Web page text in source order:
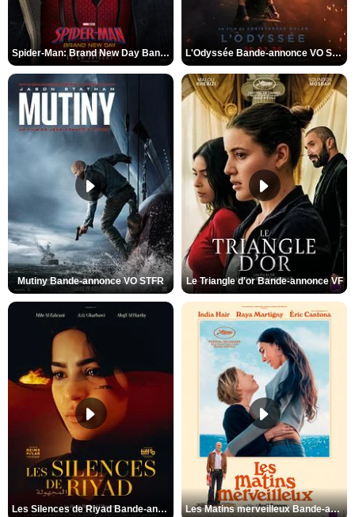
Spider-Man: Brand New Day Bande-annonce VO STFR L'Odyssée Bande-annonce VO STFR
Mutiny Bande-annonce VO STFR Le Triangle d'or Bande-annonce VF
Les Silences de Riyad Bande-annonce VO STFR Les Matins merveilleux Bande-annonce VF